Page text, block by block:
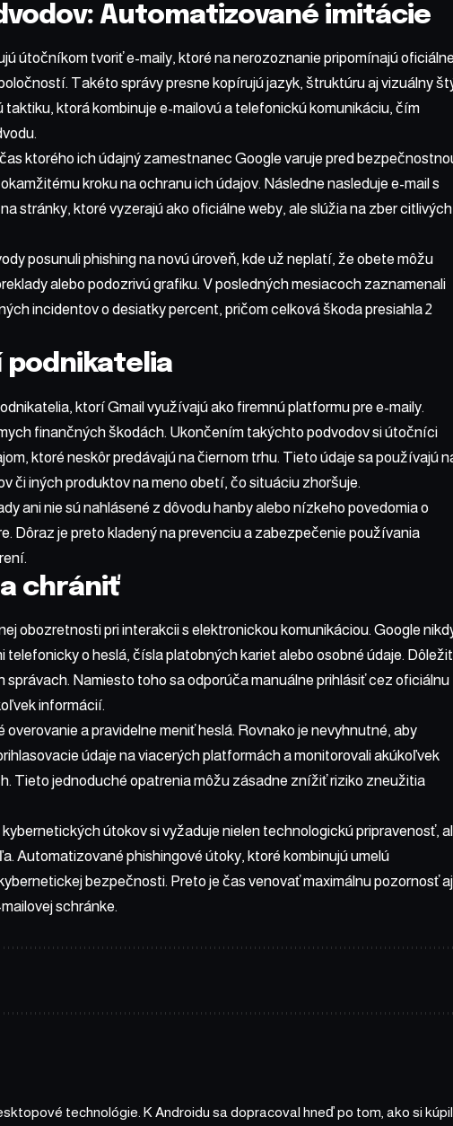
Automatizované imitácie
útočníkom tvoriť e-maily, ktoré na nerozoznanie pripomínajú oficiálne
Takéto správy presne kopírujú jazyk, štruktúru aj vizuálny
ktorá kombinuje e-mailovú a telefonickú komunikáciu, čím
ktorého ich údajný zamestnanec Google varuje pred
kroku na ochranu ich údajov. Následne nasleduje e-mail s
stránky, ktoré vyzerajú ako oficiálne weby, ale slúžia na zber citlivých
posunuli phishing na novú úroveň, kde už neplatí, že obete môžu
alebo podozrivú grafiku. V posledných mesiacoch zaznamenali
incidentov o desiatky percent, pričom celková škoda presiahla 2
podnikatelia
ktorí Gmail využívajú ako firemnú platformu pre e-maily.
finančných škodách. Ukončením takýchto podvodov si útočníci
ktoré neskôr predávajú na čiernom trhu. Tieto údaje sa používajú
či iných produktov na meno obetí, čo situáciu zhoršuje.
ani nie sú nahlásené z dôvodu hanby alebo nízkeho povedomia o
Dôraz je preto kladený na prevenciu a zabezpečenie používania
chrániť
obozretnosti pri interakcii s elektronickou komunikáciou. Google
o heslá, čísla platobných kariet alebo osobné údaje.
správach. Namiesto toho sa odporúča manuálne prihlásiť cez oficiálnu
informácií.
a pravidelne meniť heslá. Rovnako je nevyhnutné, aby
údaje na viacerých platformách a monitorovali akúkoľvek
Tieto jednoduché opatrenia môžu zásadne znížiť riziko zneužitia
útokov si vyžaduje nielen technologickú pripravenosť,
Automatizované phishingové útoky, ktoré kombinujú umelú
bezpečnosti. Preto je čas venovať maximálnu pozornosť aj
schránke.
technológie. K Androidu sa dopracoval hneď po tom, ako si